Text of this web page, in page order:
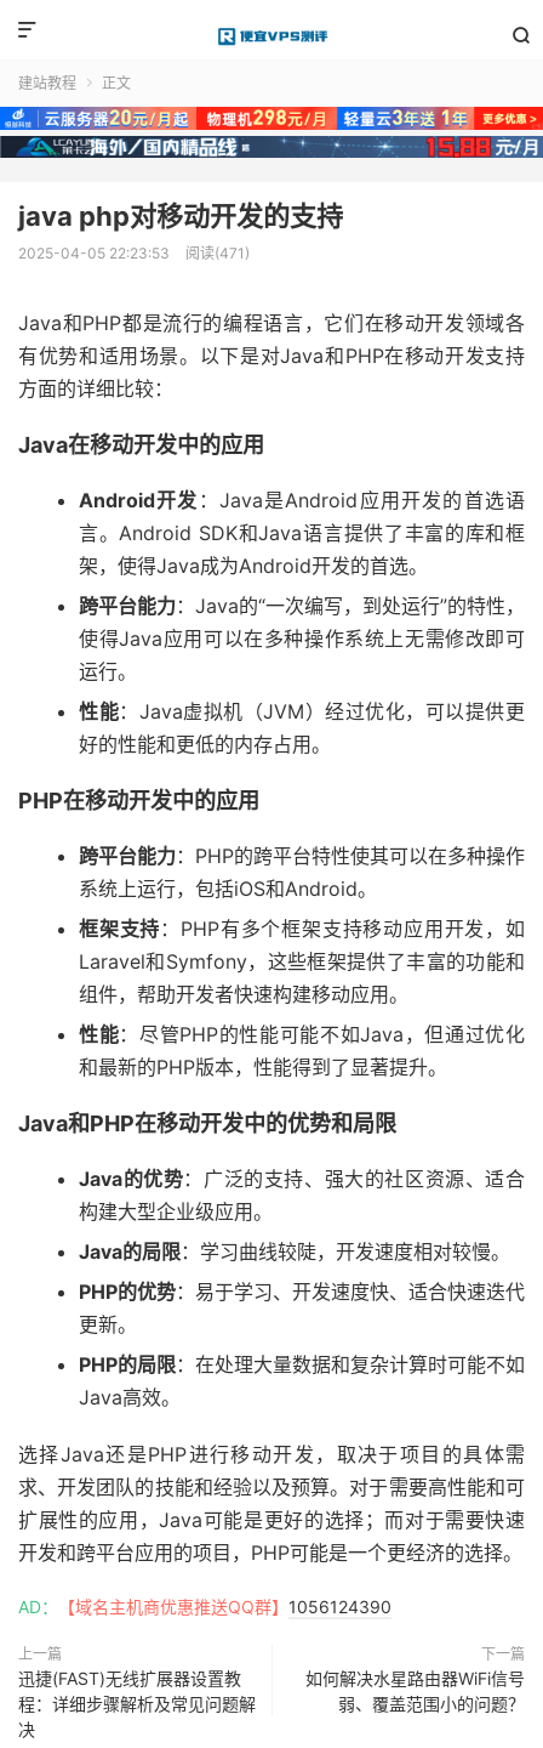


建站教程  正文
java php对移动开发的支持
2025-04-05 22:23:53 阅读(471)
Java和PHP都是流行的编程语言，它们在移动开发领域各
有优势和适用场景。以下是对Java和PHP在移动开发支持
方面的详细比较：
Java在移动开发中的应用
Android开发 ：Java是Android应用开发的首选语
言。Android SDK和Java语言提供了丰富的库和框
架，使得Java成为Android开发的首选。
跨平台能力：Java的“一次编写，到处运行”的特性，
使得Java应用可以在多种操作系统上无需修改即可
运行。
性能：Java虚拟机（JVM）经过优化，可以提供更
好的性能和更低的内存占用。
PHP在移动开发中的应用
跨平台能力：PHP的跨平台特性使其可以在多种操作
系统上运行，包括iOS和Android。
框架支持 ：PHP有多个框架支持移动应用开发，如
Laravel和Symfony，这些框架提供了丰富的功能和
组件，帮助开发者快速构建移动应用。
性能：尽管PHP的性能可能不如Java，但通过优化
和最新的PHP版本，性能得到了显著提升。
Java和PHP在移动开发中的优势和局限
Java的优势：广泛的支持、强大的社区资源、适合
构建大型企业级应用。
Java的局限：学习曲线较陡，开发速度相对较慢。
PHP的优势：易于学习、开发速度快、适合快速迭代
更新。
PHP的局限：在处理大量数据和复杂计算时可能不如
Java高效。
选择Java还是PHP进行移动开发，取决于项目的具体需
求、开发团队的技能和经验以及预算。对于需要高性能和可
扩展性的应用，Java可能是更好的选择；而对于需要快速
开发和跨平台应用的项目，PHP可能是一个更经济的选择。
AD： 【域名主机商优惠推送QQ群】 1056124390
上一篇
迅捷(FAST)无线扩展器设置教
程：详细步骤解析及常见问题解
决
下一篇
如何解决水星路由器WiFi信号
弱、覆盖范围小的问题？